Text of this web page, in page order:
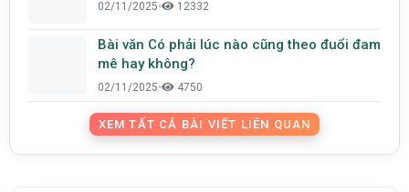
02/11/2025• 12332
Bài văn Có phải lúc nào cũng theo đuổi đam
mê hay không?
02/11/2025• 4750
XEM TẤT CẢ BÀI VIẾT LIÊN QUAN